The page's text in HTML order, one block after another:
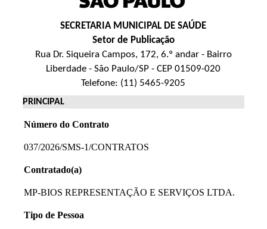
SECRETARIA MUNICIPAL DE SAÚDE
Setor de Publicação
Rua Dr. Siqueira Campos, 172, 6.º andar - Bairro
Liberdade - São Paulo/SP - CEP 01509-020
Telefone: (11) 5465-9205
PRINCIPAL
Número do Contrato
037/2026/SMS-1/CONTRATOS
Contratado(a)
MP-BIOS REPRESENTAÇÃO E SERVIÇOS LTDA.
Tipo de Pessoa